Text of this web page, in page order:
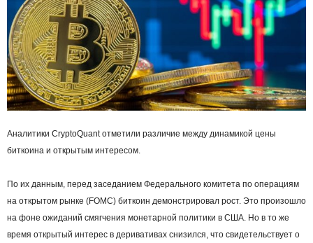
Аналитики CryptoQuant отметили различие между динамикой цены
биткоина и открытым интересом.
По их данным, перед заседанием Федерального комитета по операциям
на открытом рынке (FOMC) биткоин демонстрировал рост. Это произошло
на фоне ожиданий смягчения монетарной политики в США. Но в то же
время открытый интерес в деривативах снизился, что свидетельствует о